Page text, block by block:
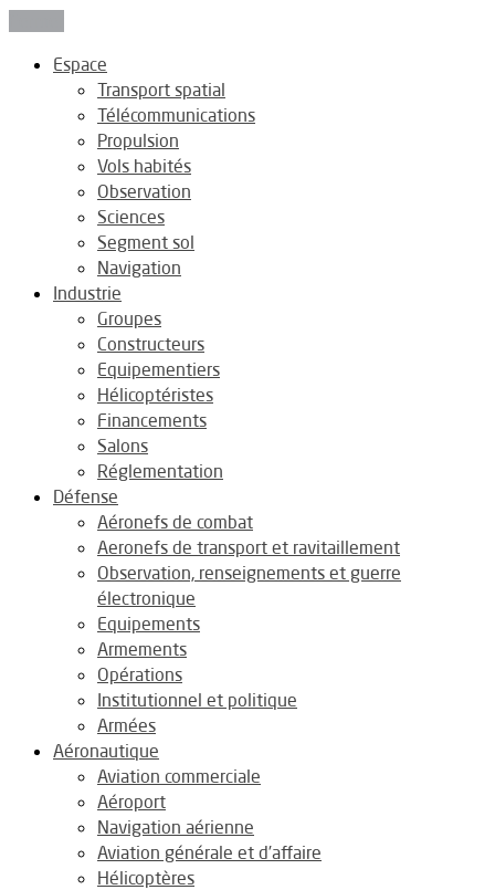
Espace
Transport spatial
Télécommunications
Propulsion
Vols habités
Observation
Sciences
Segment sol
Navigation
Industrie
Groupes
Constructeurs
Equipementiers
Hélicoptéristes
Financements
Salons
Réglementation
Défense
Aéronefs de combat
Aeronefs de transport et ravitaillement
Observation, renseignements et guerre
électronique
Equipements
Armements
Opérations
Institutionnel et politique
Armées
Aéronautique
Aviation commerciale
Aéroport
Navigation aérienne
Aviation générale et d’affaire
Hélicoptères